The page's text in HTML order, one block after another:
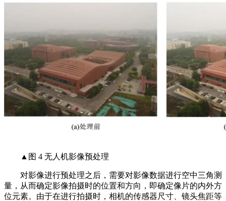
▲图 4 无人机影像预处理
对影像进行预处理之后，需要对影像数据进行空中三角测
量，从而确定影像拍摄时的位置和方向，即确定像片的内外方
位元素。由于在进行拍摄时，相机的传感器尺寸、镜头焦距等